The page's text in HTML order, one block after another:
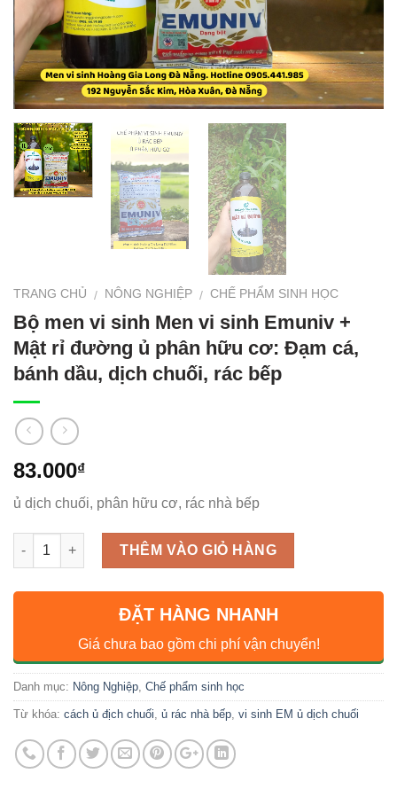
TRANG CHỦ / NÔNG NGHIỆP / CHẾ PHẨM SINH HỌC
Bộ men vi sinh Men vi sinh Emuniv +
Mật rỉ đường ủ phân hữu cơ: Đạm cá,
bánh dầu, dịch chuối, rác bếp
83.000₫
ủ dịch chuối, phân hữu cơ, rác nhà bếp
Số lượng THÊM VÀO GIỎ HÀNG
ĐẶT HÀNG NHANH
Giá chưa bao gồm chi phí vận chuyển!
Danh mục: Nông Nghiệp Chế phẩm sinh học
Từ khóa: cách ủ địch chuối ủ rác nhà bếp vi sinh EM ủ dịch chuối